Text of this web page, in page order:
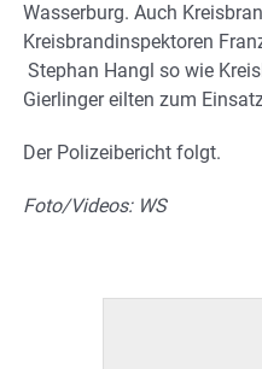
Wasserburg. Auch
Kreisbrandinspektoren
Stephan Hangl so wie
Gierlinger eilten zum
Der Polizeibericht folgt.
Foto/Videos: WS